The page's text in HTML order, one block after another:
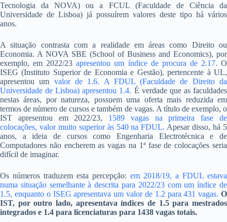
Tecnologia da NOVA) ou a FCUL (Faculdade de Ciência da
Universidade de Lisboa) já possuírem valores deste tipo há vários
anos.
A situação contrasta com a realidade em áreas como Direito ou
Economia. A NOVA SBE (School of Business and Economics), por
exemplo, em 2022/23apresentou um índice de procura de 2.17. O
ISEG (Instituto Superior de Economia e Gestão), pertencente à UL,
apresentou um valor de 1.6. A FDUL (Faculdade de Direito da
Universidade de Lisboa) apresentou 1.4. É verdade que as faculdades
nestas áreas, por natureza, possuem uma oferta mais reduzida em
termos de número de cursos e também de vagas. A título de exemplo, o
IST apresentou em 2022/23, 1589 vagas na primeira fase de
colocações, valor muito superior às 540 na FDUL. Apesar disso, há 5
anos, a ideia de cursos como Engenharia Electrotécnica e de
Computadores não encherem as vagas na 1ª fase de colocações seria
difícil de imaginar.
Os números traduzem esta percepção: em 2018/19, a FDUL estava
numa situação semelhante à descrita para 2022/23 com um índice de
1.5, enquanto o ISEG apresentava um valor de 1.2 para 431 vagas. O
IST, por outro lado, apresentava índices de 1.5 para mestrados
integrados e 1.4 para licenciaturas para 1438 vagas totais.